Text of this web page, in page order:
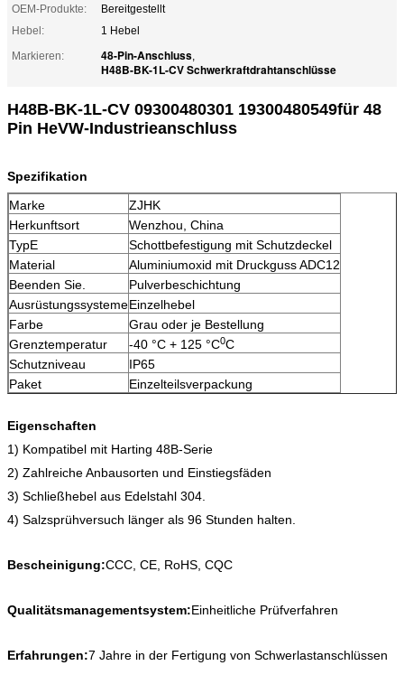
OEM-Produkte:
Bereitgestellt
Hebel:
1 Hebel
Markieren:
48-Pin-Anschluss,
H48B-BK-1L-CV Schwerkraftdrahtanschlüsse
H48B-BK-1L-CV 09300480301 19300480549für 48
Pin HeVW-Industrieanschluss
Spezifikation
Marke
ZJHK
Herkunftsort
Wenzhou, China
TypE
Schottbefestigung mit Schutzdeckel
Material
Aluminiumoxid mit Druckguss ADC12
Beenden Sie.
Pulverbeschichtung
AusrüstungssystemeEinzelhebel
Farbe
Grau oder je Bestellung
Grenztemperatur
-40 °C + 125 °C0C
Schutzniveau
IP65
Paket
Einzelteilsverpackung
Eigenschaften
1) Kompatibel mit Harting 48B-Serie
2) Zahlreiche Anbausorten und Einstiegsfäden
3) Schließhebel aus Edelstahl 304.
4) Salzsprühversuch länger als 96 Stunden halten.
Bescheinigung:CCC, CE, RoHS, CQC
Qualitätsmanagementsystem:Einheitliche Prüfverfahren
Erfahrungen:7 Jahre in der Fertigung von Schwerlastanschlüssen